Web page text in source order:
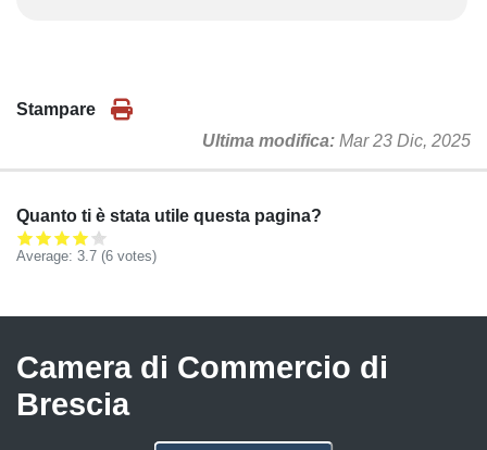
Stampare
Ultima modifica Mar 23 Dic, 2025
Quanto ti è stata utile questa pagina?
Average: 3.7 (6 votes)
Camera di Commercio di
Brescia